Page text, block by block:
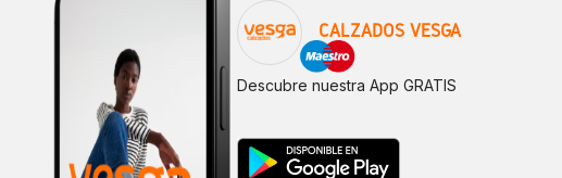
CALZADOS VESGA
Descubre nuestra App GRATIS